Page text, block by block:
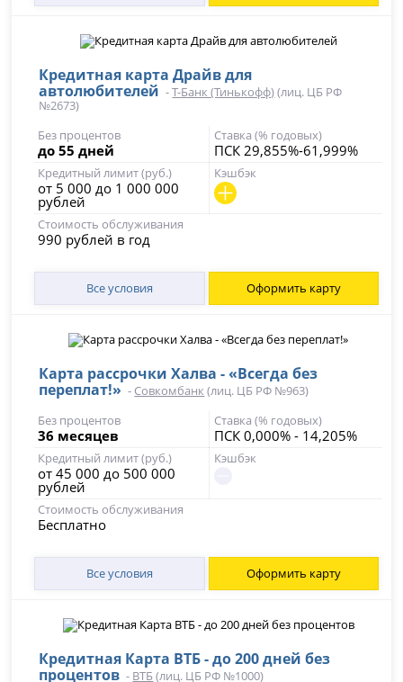
Кредитная карта Драйв для
автолюбителей -Т-Банк (Тинькофф)(лиц. ЦБ РФ
№2673)
Без процентов
до 55 дней
Ставка (% годовых)
ПСК 29,855%-61,999%
Кредитный лимит (руб.)
от 5 000 до 1 000 000
рублей
Кэшбэк
Стоимость обслуживания
990 рублей в год
Все условия Оформить карту
Карта рассрочки Халва - «Всегда без
переплат!» - Совкомбанк (лиц. ЦБ РФ №963)
Без процентов
36 месяцев
Ставка (% годовых)
ПСК 0,000% - 14,205%
Кредитный лимит (руб.)
от 45 000 до 500 000
рублей
Кэшбэк
Стоимость обслуживания
Бесплатно
Все условия Оформить карту
Кредитная Карта ВТБ - до 200 дней без
процентов - ВТБ(лиц. ЦБ РФ №1000)